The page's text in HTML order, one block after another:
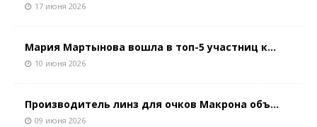
17 июня 2026
Мария Мартынова вошла в топ-5 участниц к...
10 июня 2026
Производитель линз для очков Макрона объ...
09 июня 2026